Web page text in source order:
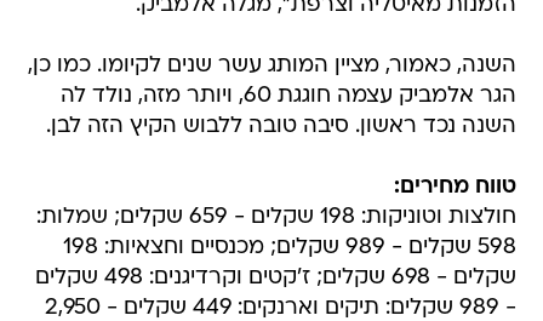
הזמנות מאיטליה וצרפת", מגלה אלמביק.
השנה, כאמור, מציין המותג עשר שנים לקיומו. כמו כן,
הגר אלמביק עצמה חוגגת 60, ויותר מזה, נולד לה
השנה נכד ראשון. סיבה טובה ללבוש הקיץ הזה לבן.
טווח מחירים:
חולצות וטוניקות: 198 שקלים - 659 שקלים; שמלות:
598 שקלים - 989 שקלים; מכנסיים וחצאיות: 198
שקלים - 698 שקלים; ז'קטים וקרדיגנים: 498 שקלים
- 989 שקלים: תיקים וארנקים: 449 שקלים - 2,950